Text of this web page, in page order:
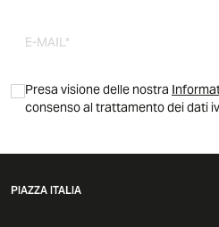
Presa visione delle nostra
consenso al trattamento dei dati
PIAZZA ITALIA